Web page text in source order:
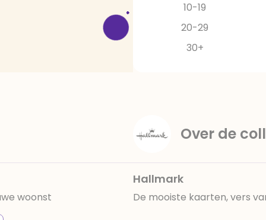
10-19
20-29
30+
woonst
Over de
Hallmark
De mooiste kaarten, vers